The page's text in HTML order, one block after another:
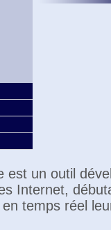
est un outil
Internet,
temps réel